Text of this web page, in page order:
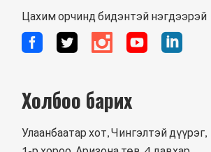
Цахим орчинд бидэнтэй нэгдээрэй
Холбоо барих
Улаанбаатар хот, Чингэлтэй дүүрэг,